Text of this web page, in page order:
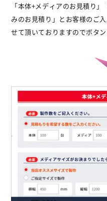
「本体+メディアのお見積り
みのお見積り」とお客様のご
せて頂いておりますのでボタ